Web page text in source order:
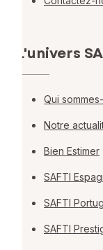
L'univers
Qui
Notre
Bien Estimer
SAFTI
SAFTI
SAFTI